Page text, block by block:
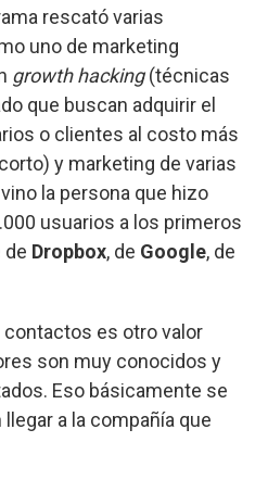
rescató varias
uno de marketing
growth hacking(técnicas
que buscan adquirir el
o clientes al costo más
y marketing de varias
la persona que hizo
usuarios a los primeros
de Dropbox, de Google, de
contactos es otro valor
son muy conocidos y
Eso básicamente se
a la compañía que